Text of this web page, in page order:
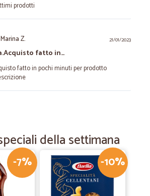
prodotti
21/01/2023
Marina Z.
fatto in…
fatto in pochi minuti per prodotto
dei prodotti. Molto veloce la spedizione. Grazie
22/06/2021
Silvia C.
della settimana
-7% -10%